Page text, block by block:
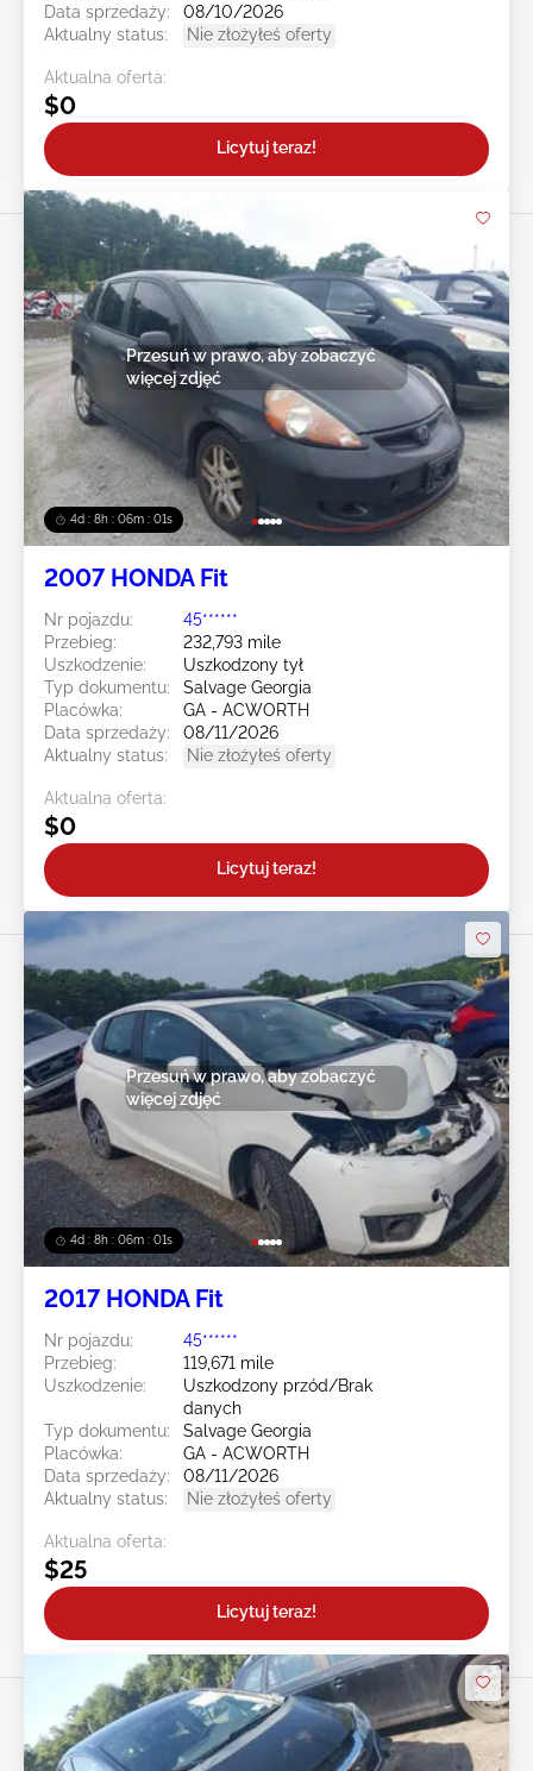
Data sprzedaży:
08/10/2026
Aktualny status:
Nie złożyłeś oferty
Aktualna oferta:
$0
Licytuj teraz!
4d : 8h : 05m : 59s
Przesuń w prawo, aby zobaczyć
więcej zdjęć
2007 HONDA Fit
Nr pojazdu:
45******
Przebieg:
232,793 mile
Uszkodzenie:
Uszkodzony tył
Typ dokumentu:
Salvage Georgia
Placówka:
GA - ACWORTH
Data sprzedaży:
08/11/2026
Aktualny status:
Nie złożyłeś oferty
Aktualna oferta:
$0
Licytuj teraz!
4d : 8h : 05m : 59s
Przesuń w prawo, aby zobaczyć
więcej zdjęć
2017 HONDA Fit
Nr pojazdu:
45******
Przebieg:
119,671 mile
Uszkodzenie:
Uszkodzony przód/Brak
danych
Typ dokumentu:
Salvage Georgia
Placówka:
GA - ACWORTH
Data sprzedaży:
08/11/2026
Aktualny status:
Nie złożyłeś oferty
Aktualna oferta:
$25
Licytuj teraz!